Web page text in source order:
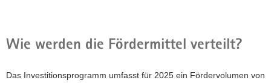
Wie werden die Fördermittel verteilt?
Das Investitionsprogramm umfasst für 2025 ein Fördervolumen von